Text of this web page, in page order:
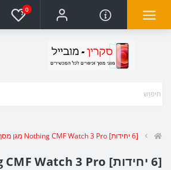
0
[6 יחידות] Nothing CMF Watch 3 Pro מגן מסך כמו דף נייר סקרין מובייל